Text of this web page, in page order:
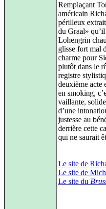
Remplaçant
américain
périlleux
du Graal»
Lohengrin
glisse fort mal
charme pour
plutôt dans le
registre
deuxième acte
en smoking,
vaillante,
d’une
justesse au
derrière cette
qui ne saurait
Le site de
Le site de
Le site du